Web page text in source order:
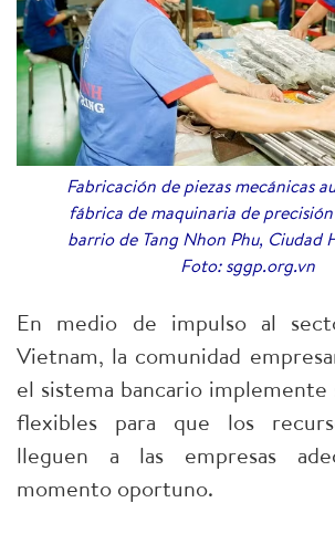
Fabricación de piezas mecánicas
fábrica de maquinaria de
barrio de Tang Nhon Phu, Ciudad
Foto: sggp.org.vn
En medio de impulso al
Vietnam, la comunidad
el sistema bancario implemente
flexibles para que los
lleguen a las empresas
momento oportuno.